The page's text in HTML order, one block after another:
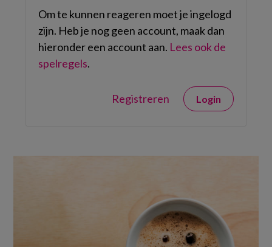
Om te kunnen reageren moet je ingelogd
zijn. Heb je nog geen account, maak dan
hieronder een account aan. Lees ook de
spelregels.
Registreren Login